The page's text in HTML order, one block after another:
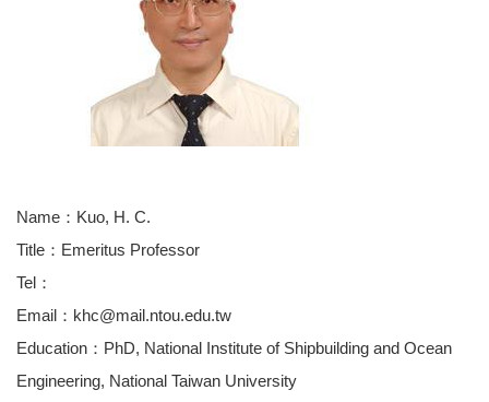
Name：Kuo, H. C.
Title：Emeritus Professor
Tel：
Email：khc@mail.ntou.edu.tw
Education：PhD, National Institute of Shipbuilding and Ocean
Engineering, National Taiwan University